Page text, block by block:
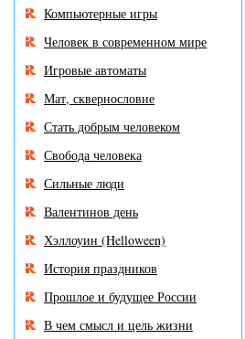
Компьютерные игры
Человек в современном мире
Игровые автоматы
Мат, сквернословие
Стать добрым человеком
Свобода человека
Сильные люди
Валентинов день
Хэллоуин (Helloween)
История праздников
Прошлое и будущее России
В чем смысл и цель жизни